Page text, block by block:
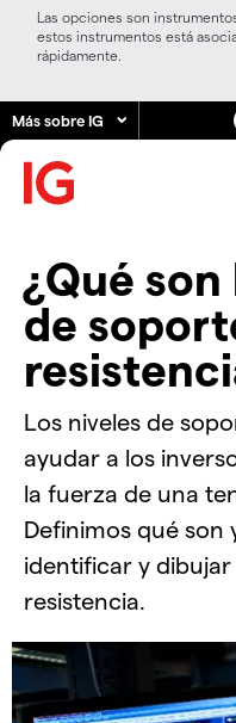
Las opciones son
estos instrumentos está
rápidamente.
Más sobre IG
¿Qué
de
Los niveles de
ayudar a los
la fuerza de una
Definimos qué son
identificar y dibujar
resistencia.